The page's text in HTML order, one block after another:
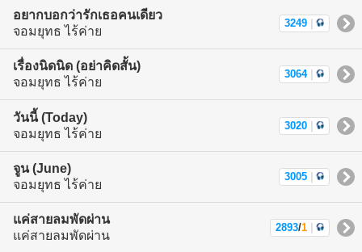
อยากบอกว่ารักเธอคนเดียว
จอมยุทธ ไร้ค่าย
3249
เรื่องนิดนิด (อย่าคิดสั้น)
จอมยุทธ ไร้ค่าย
3064
วันนี้ (Today)
จอมยุทธ ไร้ค่าย
3020
จูน (June)
จอมยุทธ ไร้ค่าย
3005
แค่สายลมพัดผ่าน
แค่สายลมพัดผ่าน
2893/1